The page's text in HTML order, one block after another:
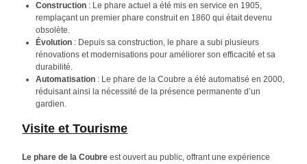
Construction : Le phare actuel a été mis en service en 1905,
remplaçant un premier phare construit en 1860 qui était devenu
obsolète.
Évolution : Depuis sa construction, le phare a subi plusieurs
rénovations et modernisations pour améliorer son efficacité et sa
durabilité.
Automatisation : Le phare de la Coubre a été automatisé en 2000,
réduisant ainsi la nécessité de la présence permanente d’un
gardien.
Visite et Tourisme
Le phare de la Coubre est ouvert au public, offrant une expérience